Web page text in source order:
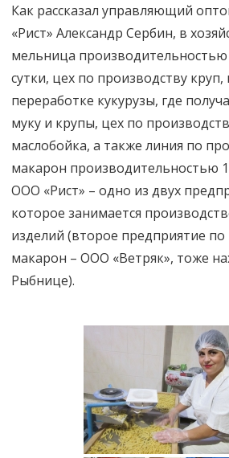
Как рассказал управляющий
«Рист» Александр Сербин, в
мельница
сутки, цех по производству круп,
переработке кукурузы, где
муку и крупы, цех по
маслобойка, а также линия по
макарон производительностью
ООО «Рист» – одно из двух
которое занимается
изделий (второе предприятие
макарон – ООО «Ветряк», тоже
Рыбнице).